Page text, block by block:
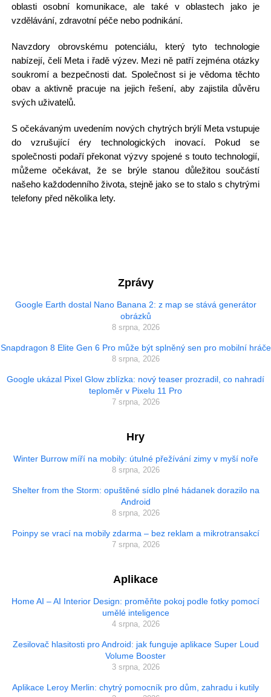
oblasti osobní komunikace, ale také v oblastech jako je
vzdělávání, zdravotní péče nebo podnikání.
Navzdory obrovskému potenciálu, který tyto technologie
nabízejí, čelí Meta i řadě výzev. Mezi ně patří zejména otázky
soukromí a bezpečnosti dat. Společnost si je vědoma těchto
obav a aktivně pracuje na jejich řešení, aby zajistila důvěru
svých uživatelů.
S očekávaným uvedením nových chytrých brýlí Meta vstupuje
do vzrušující éry technologických inovací. Pokud se
společnosti podaří překonat výzvy spojené s touto technologií,
můžeme očekávat, že se brýle stanou důležitou součástí
našeho každodenního života, stejně jako se to stalo s chytrými
telefony před několika lety.
Zprávy
Google Earth dostal Nano Banana 2: z map se stává generátor
obrázků
8 srpna, 2026
Snapdragon 8 Elite Gen 6 Pro může být splněný sen pro mobilní hráče
8 srpna, 2026
Google ukázal Pixel Glow zblízka: nový teaser prozradil, co nahradí
teploměr v Pixelu 11 Pro
7 srpna, 2026
Hry
Winter Burrow míří na mobily: útulné přežívání zimy v myší noře
8 srpna, 2026
Shelter from the Storm: opuštěné sídlo plné hádanek dorazilo na
Android
8 srpna, 2026
Poinpy se vrací na mobily zdarma – bez reklam a mikrotransakcí
7 srpna, 2026
Aplikace
Home AI – AI Interior Design: proměňte pokoj podle fotky pomocí
umělé inteligence
4 srpna, 2026
Zesilovač hlasitosti pro Android: jak funguje aplikace Super Loud
Volume Booster
3 srpna, 2026
Aplikace Leroy Merlin: chytrý pomocník pro dům, zahradu i kutily